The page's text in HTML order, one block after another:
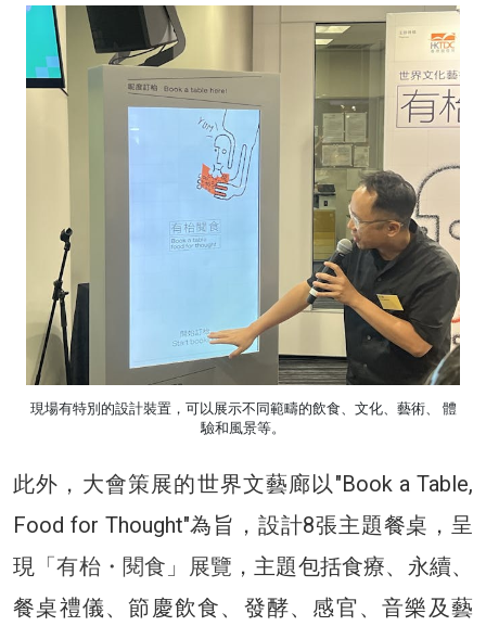
現場有特別的設計裝置，可以展示不同範疇的飲食、文化、藝術、 體
驗和風景等。
此外，大會策展的世界文藝廊以"Book a Table,
Food for Thought"為旨，設計8張主題餐桌，呈
現 「有枱・閱食」展覽 ，主題包括食療、永續、
餐桌禮儀、節慶飲食、發酵、感官、音樂及藝